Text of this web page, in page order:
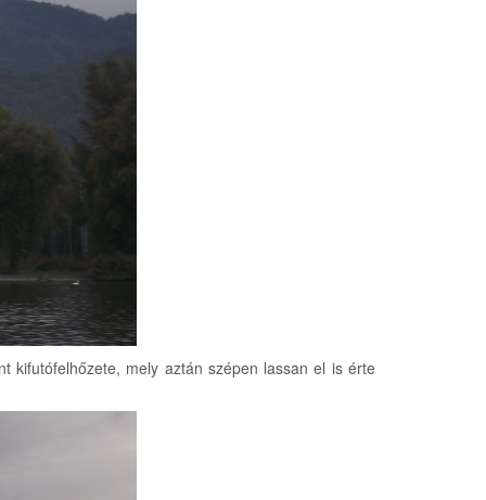
kifutófelhőzete, mely aztán szépen lassan el is érte